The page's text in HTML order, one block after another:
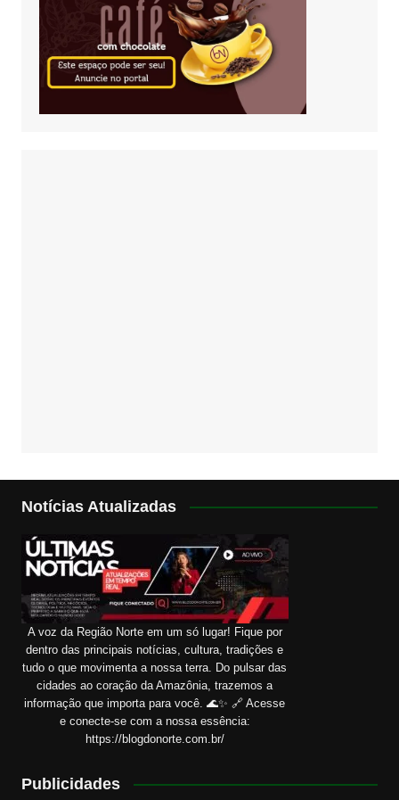
Notícias Atualizadas
A voz da Região Norte em um só lugar! Fique por
dentro das principais notícias, cultura, tradições e
tudo o que movimenta a nossa terra. Do pulsar das
cidades ao coração da Amazônia, trazemos a
informação que importa para você. 🌊✨ 🔗 Acesse
e conecte-se com a nossa essência:
https://blogdonorte.com.br/
Publicidades